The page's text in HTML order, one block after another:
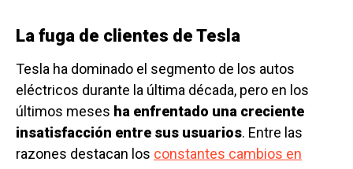
La fuga de clientes de Tesla
Tesla ha dominado el segmento de los autos
eléctricos durante la última década, pero en los
últimos meses ha enfrentado una creciente
insatisfacción entre sus usuarios. Entre las
razones destacan los constantes cambios en